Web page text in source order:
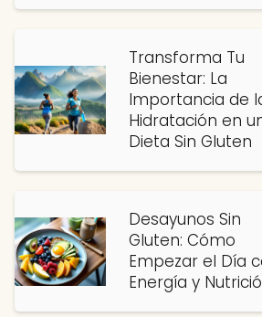
Transforma Tu
Bienestar: La
Importancia de
Hidratación en
Dieta Sin Gluten
Desayunos Sin
Gluten: Cómo
Empezar el Día
Energía y